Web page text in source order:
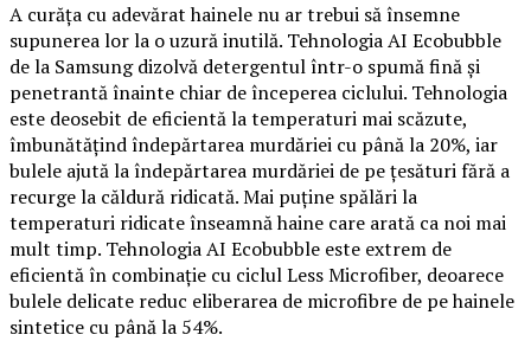
A curăța cu adevărat hainele nu ar trebui să însemne
supunerea lor la o uzură inutilă. Tehnologia AI Ecobubble
de la Samsung dizolvă detergentul într-o spumă fină și
penetrantă înainte chiar de începerea ciclului. Tehnologia
este deosebit de eficientă la temperaturi mai scăzute,
îmbunătățind îndepărtarea murdăriei cu până la 20%, iar
bulele ajută la îndepărtarea murdăriei de pe țesături fără a
recurge la căldură ridicată. Mai puține spălări la
temperaturi ridicate înseamnă haine care arată ca noi mai
mult timp. Tehnologia AI Ecobubble este extrem de
eficientă în combinație cu ciclul Less Microfiber, deoarece
bulele delicate reduc eliberarea de microfibre de pe hainele
sintetice cu până la 54%.